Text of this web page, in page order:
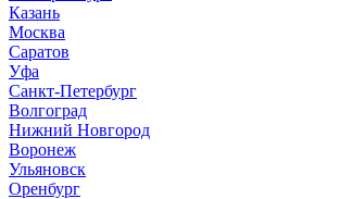
Казань
Москва
Саратов
Уфа
Санкт-Петербург
Волгоград
Нижний Новгород
Воронеж
Ульяновск
Оренбург